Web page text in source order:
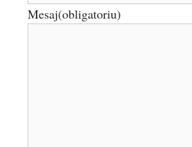
Mesaj(obligatoriu)